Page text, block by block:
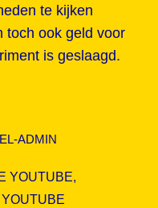
te kijken
toch ook geld voor
is geslaagd.
ADMIN
YOUTUBE,
YOUTUBE